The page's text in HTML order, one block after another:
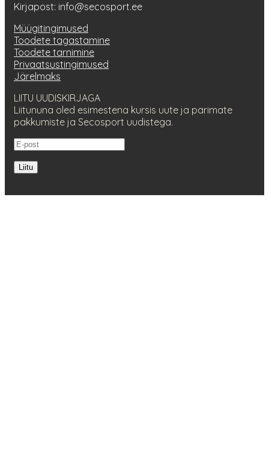
Kirjapost: info@secosport.ee
Müügitingimused
Toodete tagastamine
Toodete tarnimine
Privaatsustingimused
Järelmaks
LIITU UUDISKIRJAGA
Liitununa oled esimestena kursis uute ja parimate
pakkumiste ja Secosport uudistega.
Liitu